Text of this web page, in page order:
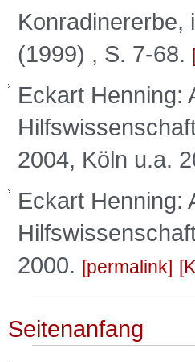
Konradinererbe,
(1999) , S. 7-68.
Eckart Henning:
2004, Köln u.a.
Eckart Henning:
2000.
permalink
Seitenanfang